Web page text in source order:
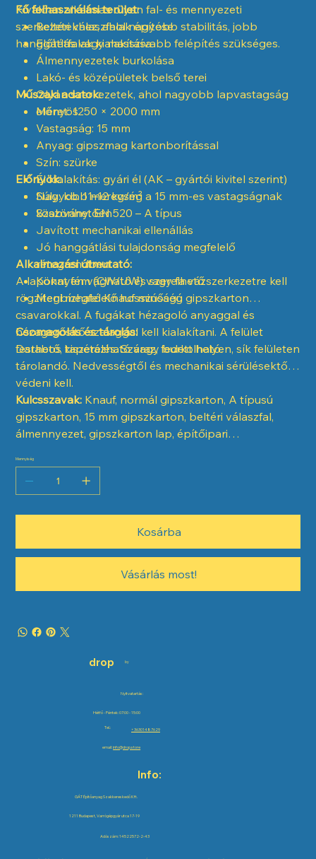
Kiválóan alkalmas olyan fal- és mennyezeti
szerkezetekhez, ahol nagyobb stabilitás, jobb
hanggátlás vagy masszívabb felépítés szükséges.
Fő felhasználási terület:
Beltéri válaszfalak építése
Előtétfalak kialakítása
Álmennyezetek burkolása
Lakó- és középületek belső terei
Olyan szerkezetek, ahol nagyobb lapvastagság
előnyös
Műszaki adatok:
Méret: 1250 × 2000 mm
Vastagság: 15 mm
Anyag: gipszmag kartonborítással
Szín: szürke
Él kialakítás: gyári él (AK – gyártói kivitel szerint)
Súly: kb. 11–12 kg/m²
Szabvány: EN 520 – A típus
Előnyök:
Nagyobb merevség a 15 mm-es vastagságnak
köszönhetően
Javított mechanikai ellenállás
Jó hanggátlási tulajdonság megfelelő
rétegrendben
Könnyen vágható és szerelhető
Megbízható Knauf minőség
Alkalmazási útmutató:
A lapokat fém (CW/UW) vagy fa vázszerkezetre kell
rögzíteni megfelelő hosszúságú gipszkarton
csavarokkal. A fugákat hézagoló anyaggal és
hézagerősítő szalaggal kell kialakítani. A felület
festhető, tapétázható vagy burkolható.
Csomagolás és tárolás:
Darabos kiszerelés. Száraz, fedett helyen, sík felületen
tárolandó. Nedvességtől és mechanikai sérülésektől
védeni kell.
Kulcsszavak: Knauf, normál gipszkarton, A típusú
gipszkarton, 15 mm gipszkarton, beltéri válaszfal,
álmennyezet, gipszkarton lap, építőipari
Mennyiség
Kosárba
Vásárlás most!
drop by
Info:
GÁT Építőanyag Szakkereskedő Kft.
1211 Budapest, Varrógépgyár utca 17-19
Adószám: 14522572-2-43
Nyitvatartás:
Tel.:
email:info@drop.store
+36301487629
Hétfő - Péntek: 07:00 - 15:00